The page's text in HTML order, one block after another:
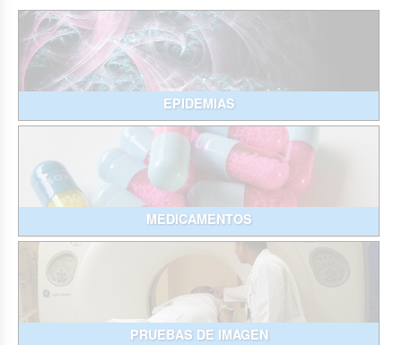
EPIDEMIAS
MEDICAMENTOS
PRUEBAS DE IMAGEN